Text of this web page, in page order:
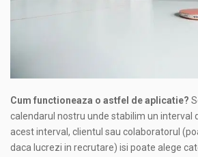
Cum functioneaza o astfel de aplicatie?
calendarul nostru unde stabilim un interval
acest interval, clientul sau colaboratorul
daca lucrezi in recrutare) isi poate alege